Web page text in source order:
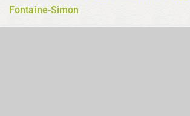
Fontaine-Simon